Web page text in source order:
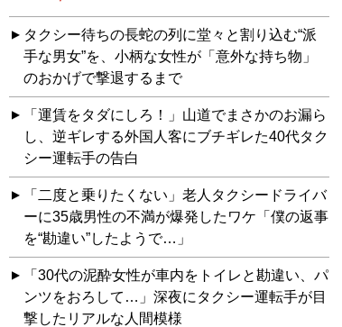
タクシー待ちの長蛇の列に堂々と割り込む“派
手な男女”を、小柄な女性が「意外な持ち物」
のおかげで撃退するまで
「運賃をタダにしろ！」山道でまさかのお漏ら
し、逆ギレする外国人客にブチギレた40代タク
シー運転手の告白
「二度と乗りたくない」老人タクシードライバ
ーに35歳男性の不満が爆発したワケ「僕の返事
を“勘違い”したようで…」
「30代の泥酔女性が車内をトイレと勘違い、パ
ンツをおろして…」深夜にタクシー運転手が目
撃したリアルな人間模様